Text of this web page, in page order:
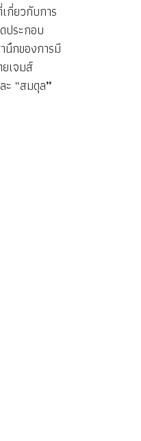
กี่ยวกับการ
ประกอบ
นึกของการมี
เจมส์
ะ “สมดุล”